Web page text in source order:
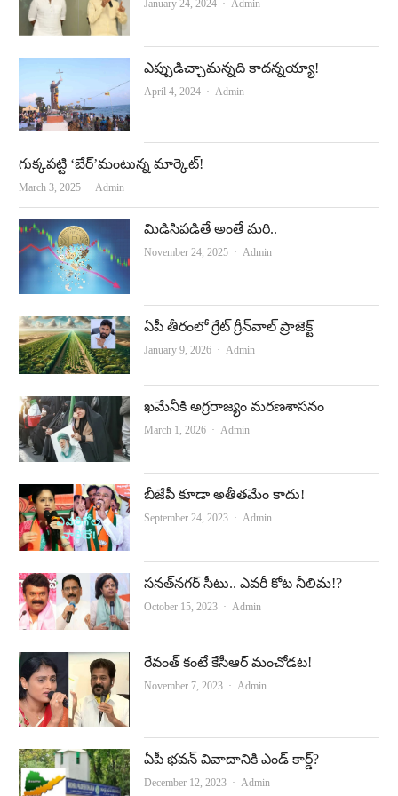
January 24, 2024 Author
Admin
ఎప్పుడిచ్చామన్నది కాదన్నయ్యా!
April 4, 2024 Author
Admin
గుక్కపట్టి ‘బేర్‌’మంటున్న మార్కెట్‌!
March 3, 2025 Author
Admin
మిడిసిపడితే అంతే మరి..
November 24, 2025 Author
Admin
ఏపీ తీరంలో గ్రేట్‌ గ్రీన్‌వాల్‌ ప్రాజెక్ట్‌
January 9, 2026 Author
Admin
ఖమేనీకి అగ్రరాజ్యం మరణశాసనం
March 1, 2026 Author
Admin
బీజేపీ కూడా అతీతమేం కాదు!
September 24, 2023 Author
Admin
సనత్‌నగర్‌ సీటు.. ఎవరీ కోట నీలిమ!?
October 15, 2023 Author
Admin
రేవంత్‌ కంటే కేసీఆర్‌ మంచోడట!
November 7, 2023 Author
Admin
ఏపీ భవన్‌ వివాదానికి ఎండ్‌ కార్డ్‌?
December 12, 2023 Author
Admin